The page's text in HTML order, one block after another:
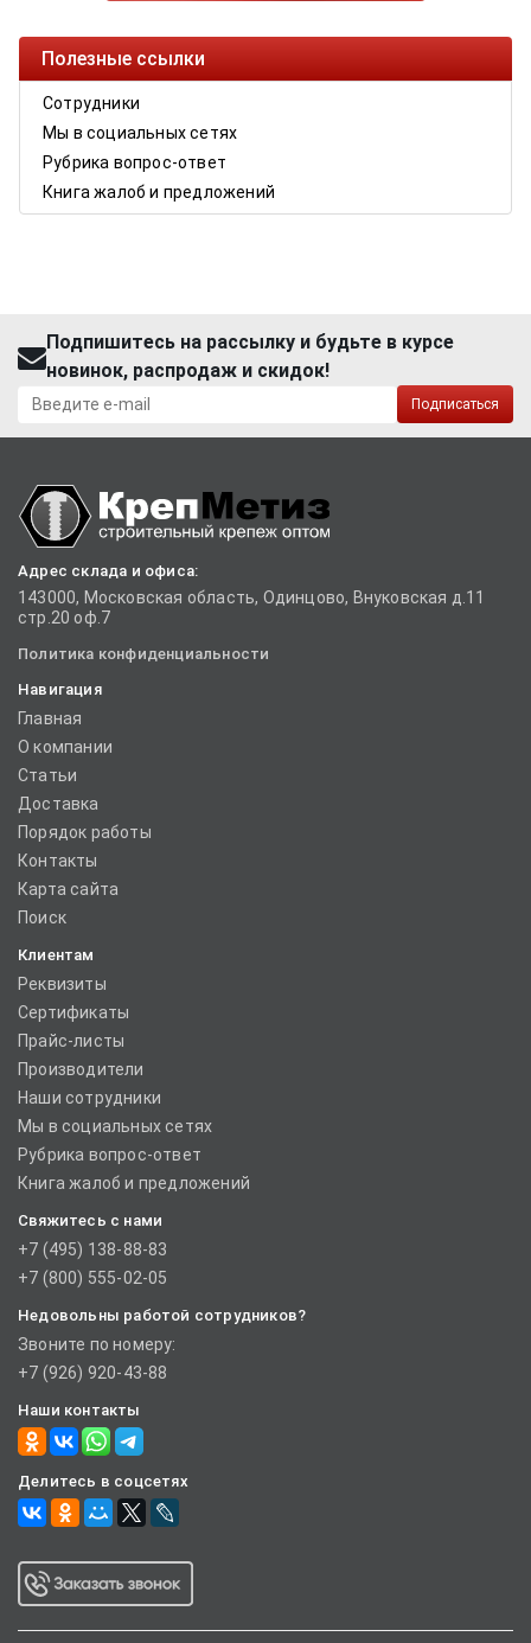
Полезные ссылки
Сотрудники
Мы в социальных сетях
Рубрика вопрос-ответ
Книга жалоб и предложений
Подпишитесь на рассылку и будьте в курсе
новинок, распродаж и скидок!
Подписаться
Адрес склада и офиса:
143000, Московская область, Одинцово, Внуковская д.11
стр.20 оф.7
Политика конфиденциальности
Навигация
Главная
О компании
Статьи
Доставка
Порядок работы
Контакты
Карта сайта
Поиск
Клиентам
Реквизиты
Сертификаты
Прайс-листы
Производители
Наши сотрудники
Мы в социальных сетях
Рубрика вопрос-ответ
Книга жалоб и предложений
Свяжитесь с нами
+7 (495) 138-88-83
+7 (800) 555-02-05
Недовольны работой сотрудников?
Звоните по номеру:
+7 (926) 920-43-88
Наши контакты
Делитесь в соцсетях